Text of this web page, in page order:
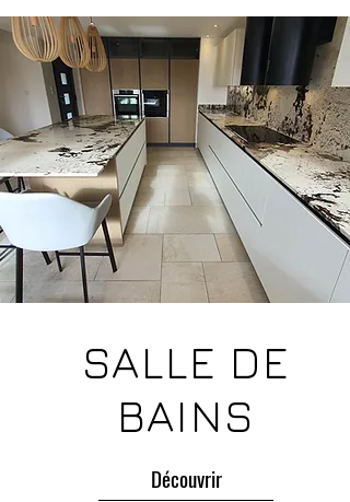
création salle de bain sur mesure
Évreux
salle de bain sur mesure Évreux
rénovation salle de bain Évreux
conception salle de bain Évreux
aménagement salle de bain Évreux
salle de bains personnalisée Évreux
installation salle de bain sur mesure
Évreux 27
salle de bain design Évreux
artisan salle de bain Évreux
entreprise salle de bain Évreux
salle de bain sur mesure près Évreux
SALLE DE
BAINS
Découvrir